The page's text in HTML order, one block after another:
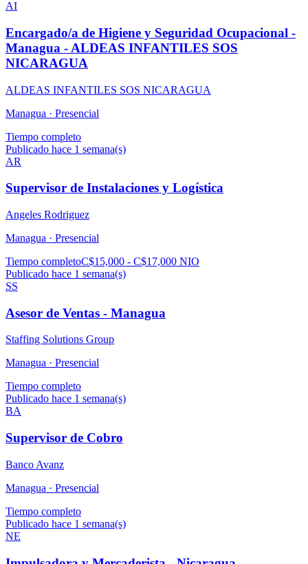
AI
Encargado/a de Higiene y Seguridad Ocupacional -
Managua - ALDEAS INFANTILES SOS
NICARAGUA
ALDEAS INFANTILES SOS NICARAGUA
Managua · Presencial
Tiempo completo
Publicado hace 1 semana(s)
AR
Supervisor de Instalaciones y Logística
Angeles Rodriguez
Managua · Presencial
Tiempo completoC$15,000 - C$17,000 NIO
Publicado hace 1 semana(s)
SS
Asesor de Ventas - Managua
Staffing Solutions Group
Managua · Presencial
Tiempo completo
Publicado hace 1 semana(s)
BA
Supervisor de Cobro
Banco Avanz
Managua · Presencial
Tiempo completo
Publicado hace 1 semana(s)
NE